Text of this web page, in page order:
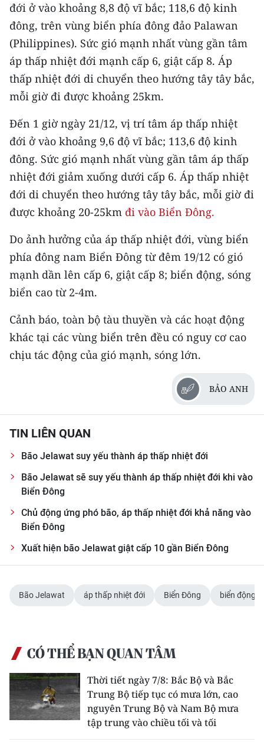
MEDIA CENTER
E-Magazine
Video
Media Chính trị
Media Kinh tế
Media Văn hóa
Media Xã hội
Media Pháp luật
Media Thế giới
Media Thể thao
Media Y tế
Media Khoa học - Công nghệ
Infographic
TIN MỚI
TIN ĐỊA PHƯƠNG
Trung du và miền núi phía Bắc
Đồng bằng sông Hồng
Duyên hải Nam Trung Bộ và Tây
Đông Nam Bộ
Đồng bằng sông Cửu Long
Chuyên trang Hà Nội
Chuyên trang TP. Hồ Chí Minh
đới ở vào khoảng 8,8 độ vĩ bắc; 118,6 độ kinh
đông, trên vùng biển phía đông đảo Palawan
(Philippines). Sức gió mạnh nhất vùng gần tâm
áp thấp nhiệt đới mạnh cấp 6, giật cấp 8. Áp
thấp nhiệt đới di chuyển theo hướng tây tây bắc,
mỗi giờ đi được khoảng 25km.
Đến 1 giờ ngày 21/12, vị trí tâm áp thấp nhiệt
đới ở vào khoảng 9,6 độ vĩ bắc; 113,6 độ kinh
đông. Sức gió mạnh nhất vùng gần tâm áp thấp
nhiệt đới giảm xuống dưới cấp 6. Áp thấp nhiệt
đới di chuyển theo hướng tây tây bắc, mỗi giờ đi
được khoảng 20-25km đi vào Biển Đông.
Do ảnh hưởng của áp thấp nhiệt đới, vùng biển
phía đông nam Biển Đông từ đêm 19/12 có gió
mạnh dần lên cấp 6, giật cấp 8; biển động, sóng
biển cao từ 2-4m.
Cảnh báo, toàn bộ tàu thuyền và các hoạt động
khác tại các vùng biển trên đều có nguy cơ cao
chịu tác động của gió mạnh, sóng lớn.
BẢO ANH
TIN LIÊN QUAN
Bão Jelawat suy yếu thành áp thấp nhiệt đới
Bão Jelawat sẽ suy yếu thành áp thấp nhiệt đới khi vào
Biển Đông
Chủ động ứng phó bão, áp thấp nhiệt đới khả năng vào
Biển Đông
Xuất hiện bão Jelawat giật cấp 10 gần Biển Đông
Bão Jelawat áp thấp nhiệt đới Biển Đông biển động
CÓ THỂ BẠN QUAN TÂM
Thời tiết ngày 7/8: Bắc Bộ và Bắc
Trung Bộ tiếp tục có mưa lớn, cao
nguyên Trung Bộ và Nam Bộ mưa
tập trung vào chiều tối và tối